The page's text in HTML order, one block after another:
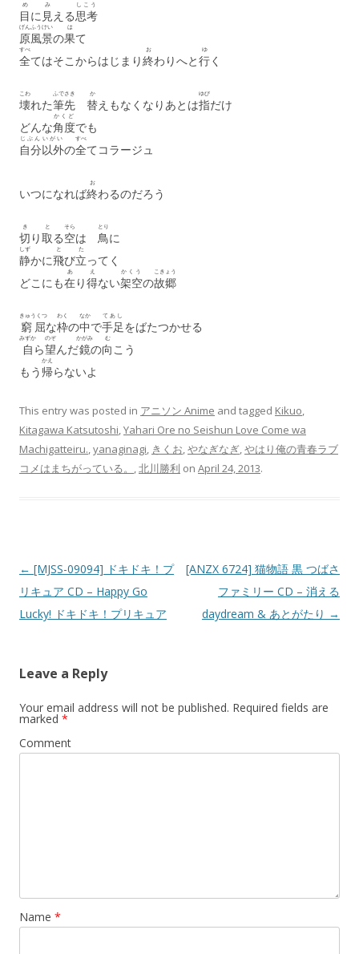
目
め
に 見
み
える思考
しこう
原
げん
風景
ふうけい
の果
は
て
全
すべ
てはそこからはじまり終
お
わりへと行
ゆ
く
壊
こわ
れた筆先
ふでさき
替
か
えもなくなりあとは指
ゆび
だけ
どんな角度
かくど
でも
自分
じぶん
以外
いがい
の全
すべ
てコラージュ
いつになれば終
お
わるのだろう
切
き
り取
と
る空
そら
は 鳥
とり
に
静
しず
かに飛
と
び立
た
ってく
どこにも在
あ
り得
え
ない架空
かくう
の故郷
こきょう
窮屈
きゅうくつ
な枠
わく
の中
なか
で手足
てあし
をばたつかせる
自
みずか
ら望
のぞ
んだ鏡
かがみ
の向
む
こう
もう 帰
かえ
らないよ
This entry was posted in アニソン Anime and tagged Kikuo,
Kitagawa Katsutoshi,Yahari Ore no Seishun Love Come wa
Machigatteiru.,yanaginagi, きくお,やなぎなぎ,やはり俺の青春ラブ
コメはまちがっている。 ,北川勝利 on April 24, 2013.
Post navigation
← [MJSS-09094] ドキドキ！プ
リキュア CD – Happy Go
Lucky! ドキドキ！プリキュア
[ANZX 6724] 猫物語 黒 つばさ
ファミリー CD – 消える
daydream & あとがたり →
Leave a Reply
Your email address will not be published. Required fields are
marked *
Comment
Name *